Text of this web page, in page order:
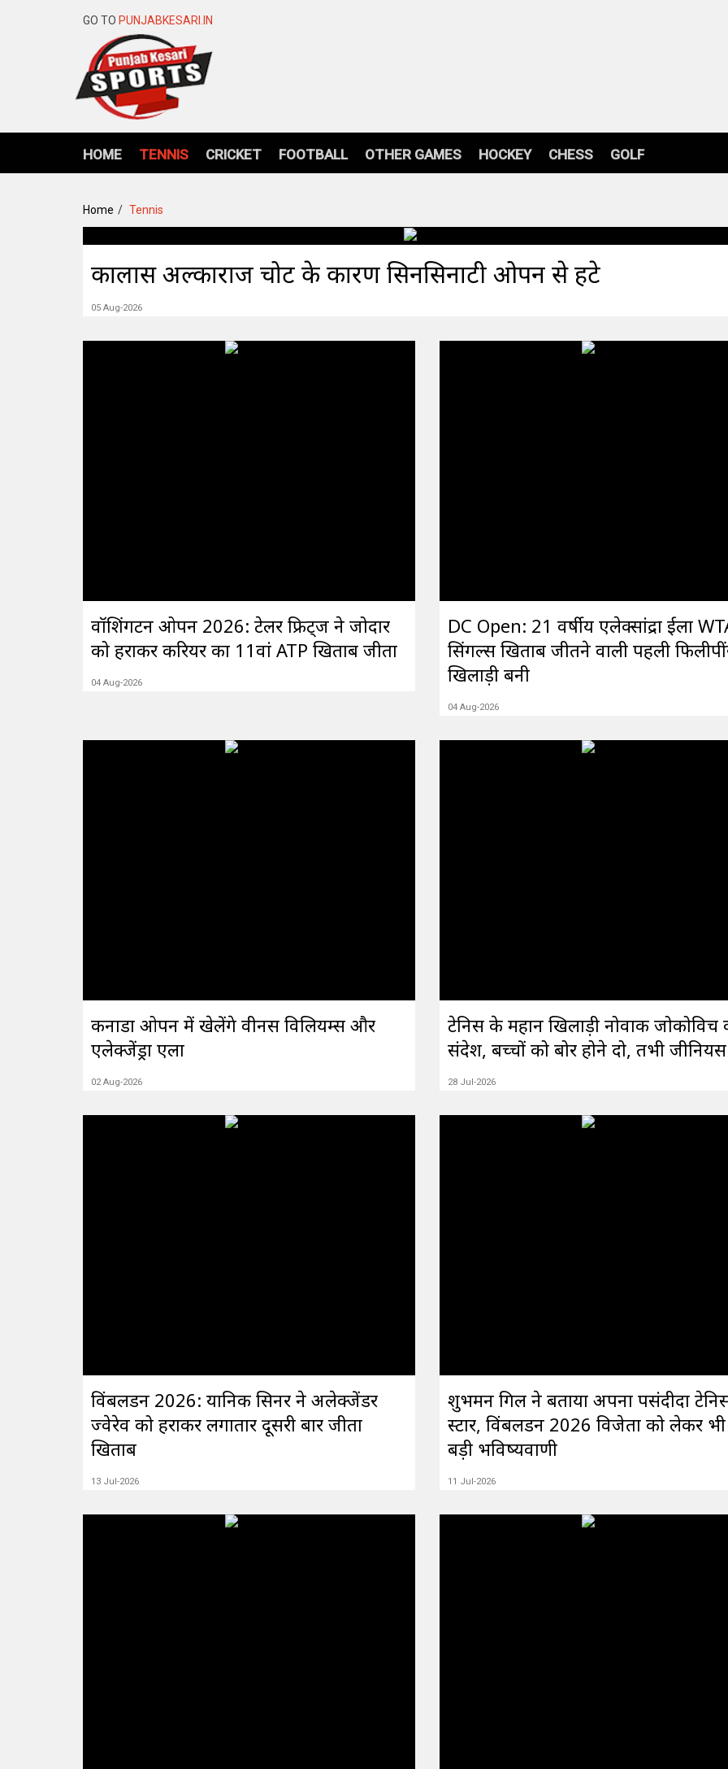
GO TO PUNJABKESARI.IN
HOME TENNIS CRICKET FOOTBALL OTHER GAMES HOCKEY CHESS GOLF
Home Tennis
कार्लोस अल्काराज चोट के कारण सिनसिनाटी ओपन से हटे
05 Aug-2026
वॉशिंगटन ओपन 2026: टेलर फ्रिट्ज ने जोदार
को हराकर करियर का 11वां ATP खिताब जीता
04 Aug-2026
DC Open: 21 वर्षीय एलेक्सांद्रा ईला
सिंगल्स खिताब जीतने वाली पहली
खिलाड़ी बनी
04 Aug-2026
कनाडा ओपन में खेलेंगे वीनस विलियम्स और
एलेक्जेंड्रा एला
02 Aug-2026
टेनिस के महान खिलाड़ी नोवाक जोकोविच
संदेश, बच्चों को बोर होने दो, तभी
28 Jul-2026
विंबलडन 2026: यानिक सिनर ने अलेक्जेंडर
ज्वेरेव को हराकर लगातार दूसरी बार जीता
खिताब
13 Jul-2026
शुभमन गिल ने बताया अपना पसंदीदा
स्टार, विंबलडन 2026 विजेता को लेकर
बड़ी भविष्यवाणी
11 Jul-2026